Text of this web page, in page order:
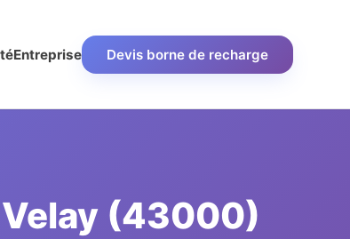
Entreprise Devis borne de recharge
(43000)